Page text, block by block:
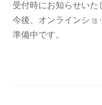
受付時にお知らせいた
今後、オンラインショ
準備中です。